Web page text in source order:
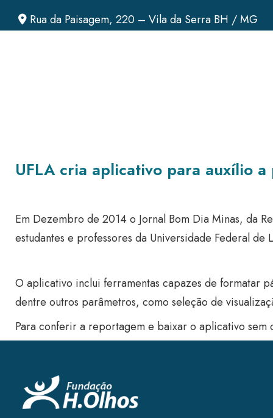
Rua da Paisagem, 220 – Vila da Serra BH / MG
UFLA cria aplicativo para auxílio a
Em Dezembro de 2014 o Jornal Bom Dia Minas, da
estudantes e professores da Universidade Federal
O aplicativo inclui ferramentas capazes de formatar
dentre outros parâmetros, como seleção de
Para conferir a reportagem e baixar o aplicativo sem